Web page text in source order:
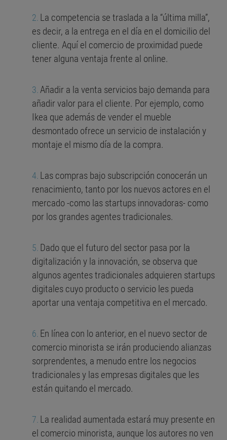
La competencia se traslada a la “última milla”,
es decir, a la entrega en el día en el domicilio del
cliente. Aquí el comercio de proximidad puede
tener alguna ventaja frente al online.
Añadir a la venta servicios bajo demanda para
añadir valor para el cliente. Por ejemplo, como
Ikea que además de vender el mueble
desmontado ofrece un servicio de instalación y
montaje el mismo día de la compra.
Las compras bajo subscripción conocerán un
renacimiento, tanto por los nuevos actores en el
mercado -como las startups innovadoras- como
por los grandes agentes tradicionales.
Dado que el futuro del sector pasa por la
digitalización y la innovación, se observa que
algunos agentes tradicionales adquieren startups
digitales cuyo producto o servicio les pueda
aportar una ventaja competitiva en el mercado.
En línea con lo anterior, en el nuevo sector de
comercio minorista se irán produciendo alianzas
sorprendentes, a menudo entre los negocios
tradicionales y las empresas digitales que les
están quitando el mercado.
La realidad aumentada estará muy presente en
el comercio minorista, aunque los autores no ven